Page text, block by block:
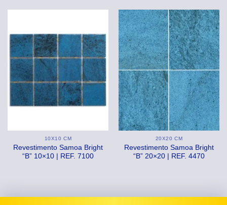
10X10 CM
Revestimento Samoa Bright
“B” 10×10 | REF. 7100
20X20 CM
Revestimento Samoa Bright
“B” 20×20 | REF. 4470